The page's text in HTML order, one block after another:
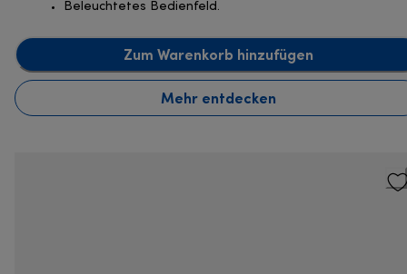
Beleuchtetes Bedienfeld.
Zum Warenkorb hinzufügen
Mehr entdecken